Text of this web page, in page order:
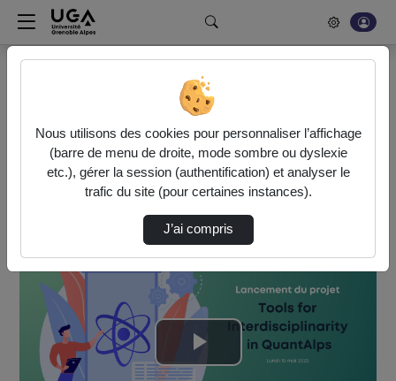
Rechercher un média sur POD
Bonjour, votre serveur vidéo a été mis à jour. Nous sommes
en train de finaliser son optimisation. L'encodage de vos
vidéos fonctionne (ne pas tenir compte du message d'erreur
actuel à la fin de votre encodage).
Lancement TIQuA Pt. 2.mp4
Lire
Nous utilisons des cookies pour personnaliser l’affichage
(barre de menu de droite, mode sombre ou dyslexie
etc.), gérer la session (authentification) et analyser le
trafic du site (pour certaines instances).
J’ai compris